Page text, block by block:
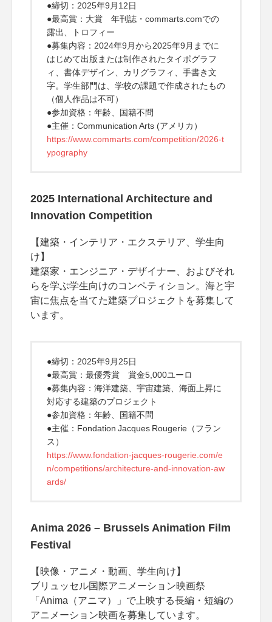
●締切：2025年9月12日
●最高賞：大賞 年刊誌・commarts.comでの
露出、トロフィー
●募集内容：2024年9月から2025年9月までに
はじめて出版または制作されたタイポグラフ
ィ、書体デザイン、カリグラフィ、手書き文
字。学生部門は、学校の課題で作成されたもの
（個人作品は不可）
●参加資格：年齢、国籍不問
●主催：Communication Arts (アメリカ）
https://www.commarts.com/competition/2026-t
ypography
2025 International Architecture and
Innovation Competition
【建築・インテリア・エクステリア、学生向
け】
建築家・エンジニア・デザイナー、およびそれ
らを学ぶ学生向けのコンペティション。海と宇
宙に焦点を当てた建築プロジェクトを募集して
います。
●締切：2025年9月25日
●最高賞：最優秀賞 賞金5,000ユーロ
●募集内容：海洋建築、宇宙建築、海面上昇に
対応する建築のプロジェクト
●参加資格：年齢、国籍不問
●主催：Fondation Jacques Rougerie（フラン
ス）
https://www.fondation-jacques-rougerie.com/e
n/competitions/architecture-and-innovation-aw
ards/
Anima 2026 – Brussels Animation Film
Festival
【映像・アニメ・動画、学生向け】
ブリュッセル国際アニメーション映画祭
「Anima（アニマ）」で上映する長編・短編の
アニメーション映画を募集しています。